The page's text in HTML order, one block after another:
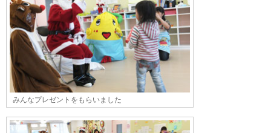
みんなプレゼントをもらいました